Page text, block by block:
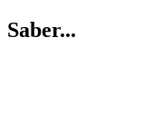
Saber...